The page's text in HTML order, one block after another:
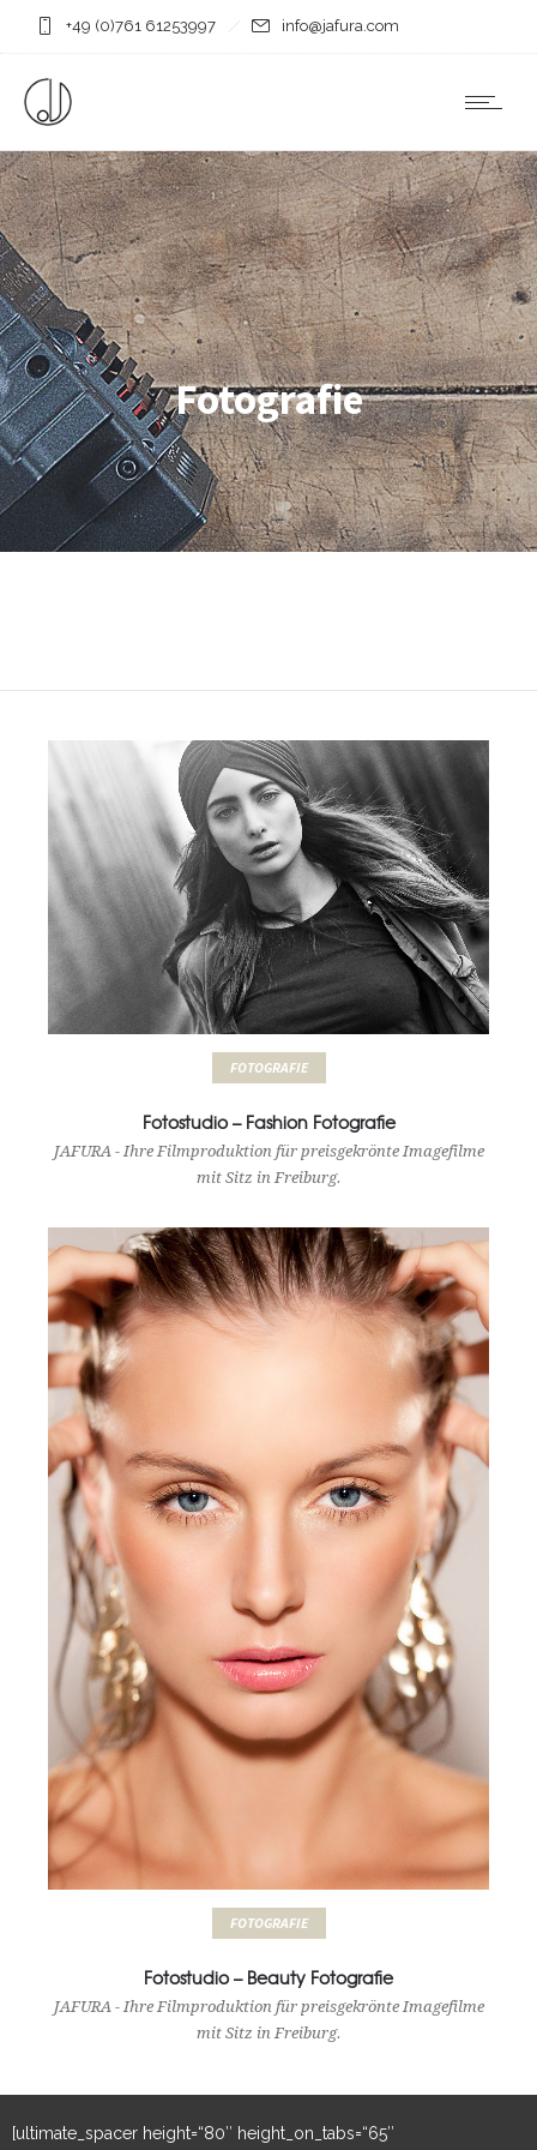
+49 (0)761 61253997 info@jafura.com
Fotografie
FOTOGRAFIE
Fotostudio – Fashion Fotografie
JAFURA - Ihre Filmproduktion für preisgekrönte Imagefilme
mit Sitz in Freiburg.
FOTOGRAFIE
Fotostudio – Beauty Fotografie
JAFURA - Ihre Filmproduktion für preisgekrönte Imagefilme
mit Sitz in Freiburg.
[ultimate_spacer height=“80″ height_on_tabs=“65″